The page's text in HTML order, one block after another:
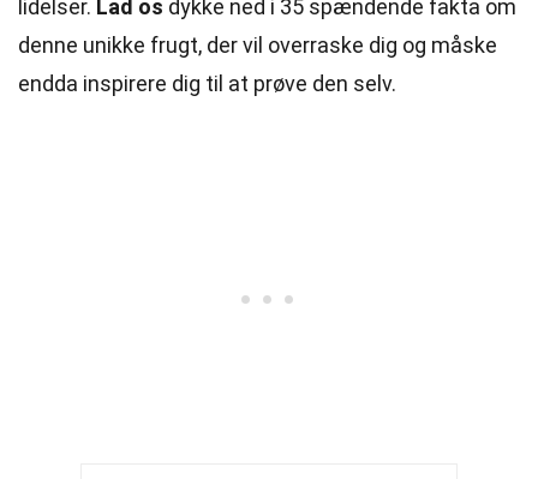
lidelser. Lad os dykke ned i 35 spændende fakta om
denne unikke frugt, der vil overraske dig og måske
endda inspirere dig til at prøve den selv.